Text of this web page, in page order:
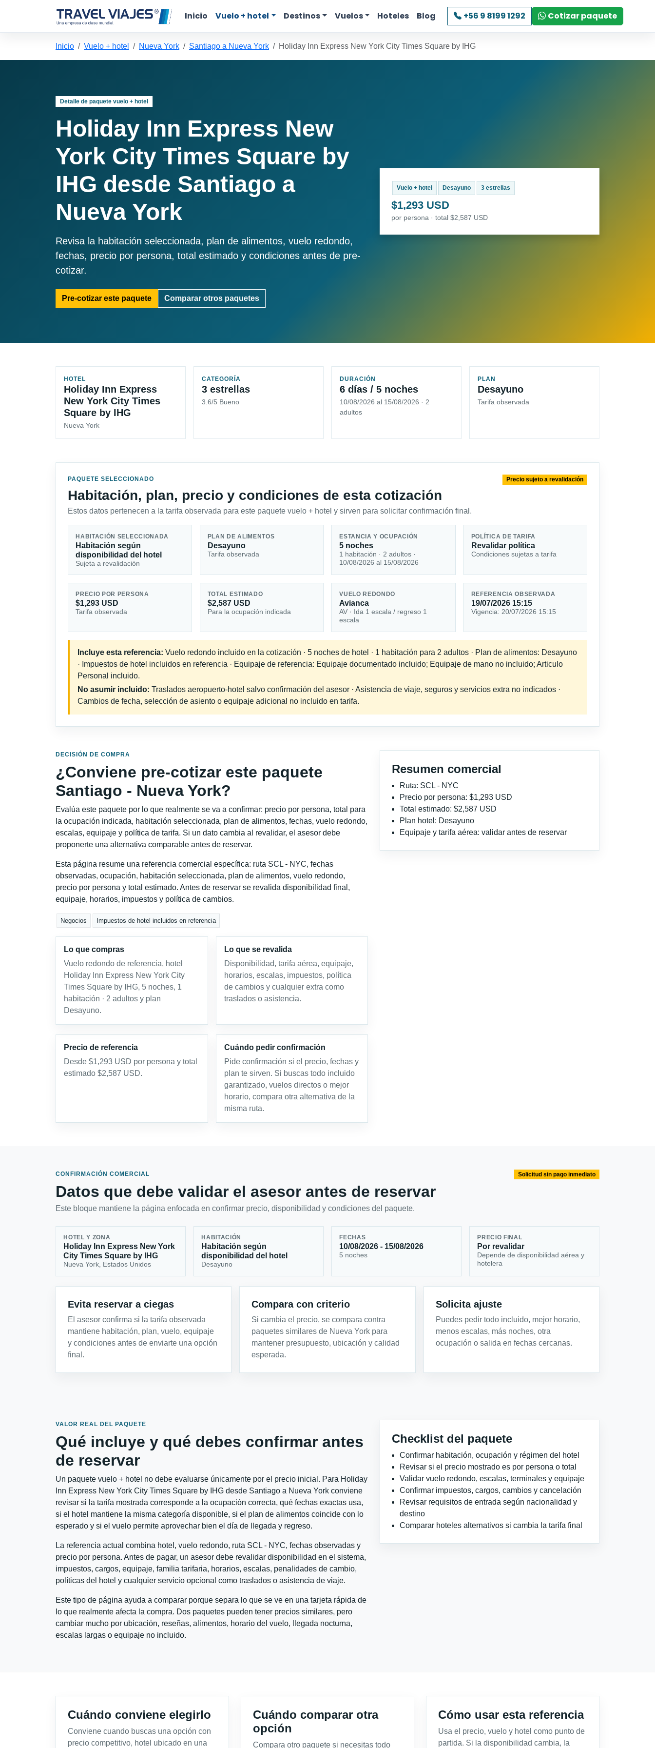
Inicio Vuelo + hotel Destinos Vuelos Hoteles Blog +56 9 8199 1292 Cotizar paquete
Inicio Vuelo + hotel Nueva York Santiago a Nueva York Holiday Inn Express New York City Times Square by IHG
Detalle de paquete vuelo + hotel
Holiday Inn Express New
York City Times Square by
IHG desde Santiago a
Nueva York
Revisa la habitación seleccionada, plan de alimentos, vuelo redondo,
fechas, precio por persona, total estimado y condiciones antes de pre-
cotizar.
Pre-cotizar este paquete Comparar otros paquetes
Vuelo + hotel Desayuno 3 estrellas
$1,293 USD
por persona · total $2,587 USD
HOTEL
Holiday Inn Express
New York City Times
Square by IHG
Nueva York
CATEGORÍA
3 estrellas
3.6/5 Bueno
DURACIÓN
6 días / 5 noches
10/08/2026 al 15/08/2026 · 2
adultos
PLAN
Desayuno
Tarifa observada
PAQUETE SELECCIONADO
Habitación, plan, precio y condiciones de esta cotización
Estos datos pertenecen a la tarifa observada para este paquete vuelo + hotel y sirven para solicitar confirmación final.
Precio sujeto a revalidación
HABITACIÓN SELECCIONADA
Habitación según
disponibilidad del hotel
Sujeta a revalidación
PLAN DE ALIMENTOS
Desayuno
Tarifa observada
ESTANCIA Y OCUPACIÓN
5 noches
1 habitación · 2 adultos ·
10/08/2026 al 15/08/2026
POLÍTICA DE TARIFA
Revalidar política
Condiciones sujetas a tarifa
PRECIO POR PERSONA
$1,293 USD
Tarifa observada
TOTAL ESTIMADO
$2,587 USD
Para la ocupación indicada
VUELO REDONDO
Avianca
AV · Ida 1 escala / regreso 1
escala
REFERENCIA OBSERVADA
19/07/2026 15:15
Vigencia: 20/07/2026 15:15
Incluye esta referencia: Vuelo redondo incluido en la cotización · 5 noches de hotel · 1 habitación para 2 adultos · Plan de alimentos: Desayuno
· Impuestos de hotel incluidos en referencia · Equipaje de referencia: Equipaje documentado incluido; Equipaje de mano no incluido; Articulo
Personal incluido.
No asumir incluido: Traslados aeropuerto-hotel salvo confirmación del asesor · Asistencia de viaje, seguros y servicios extra no indicados ·
Cambios de fecha, selección de asiento o equipaje adicional no incluido en tarifa.
DECISIÓN DE COMPRA
¿Conviene pre-cotizar este paquete
Santiago - Nueva York?
Evalúa este paquete por lo que realmente se va a confirmar: precio por persona, total para
la ocupación indicada, habitación seleccionada, plan de alimentos, fechas, vuelo redondo,
escalas, equipaje y política de tarifa. Si un dato cambia al revalidar, el asesor debe
proponerte una alternativa comparable antes de reservar.
Esta página resume una referencia comercial específica: ruta SCL - NYC, fechas
observadas, ocupación, habitación seleccionada, plan de alimentos, vuelo redondo,
precio por persona y total estimado. Antes de reservar se revalida disponibilidad final,
equipaje, horarios, impuestos y política de cambios.
Negocios Impuestos de hotel incluidos en referencia
Lo que compras
Vuelo redondo de referencia, hotel
Holiday Inn Express New York City
Times Square by IHG, 5 noches, 1
habitación · 2 adultos y plan
Desayuno.
Lo que se revalida
Disponibilidad, tarifa aérea, equipaje,
horarios, escalas, impuestos, política
de cambios y cualquier extra como
traslados o asistencia.
Precio de referencia
Desde $1,293 USD por persona y total
estimado $2,587 USD.
Cuándo pedir confirmación
Pide confirmación si el precio, fechas y
plan te sirven. Si buscas todo incluido
garantizado, vuelos directos o mejor
horario, compara otra alternativa de la
misma ruta.
Resumen comercial
Ruta: SCL - NYC
Precio por persona: $1,293 USD
Total estimado: $2,587 USD
Plan hotel: Desayuno
Equipaje y tarifa aérea: validar antes de reservar
CONFIRMACIÓN COMERCIAL
Datos que debe validar el asesor antes de reservar
Este bloque mantiene la página enfocada en confirmar precio, disponibilidad y condiciones del paquete.
Solicitud sin pago inmediato
HOTEL Y ZONA
Holiday Inn Express New York
City Times Square by IHG
Nueva York, Estados Unidos
HABITACIÓN
Habitación según
disponibilidad del hotel
Desayuno
FECHAS
10/08/2026 - 15/08/2026
5 noches
PRECIO FINAL
Por revalidar
Depende de disponibilidad aérea y
hotelera
Evita reservar a ciegas
El asesor confirma si la tarifa observada
mantiene habitación, plan, vuelo, equipaje
y condiciones antes de enviarte una opción
final.
Compara con criterio
Si cambia el precio, se compara contra
paquetes similares de Nueva York para
mantener presupuesto, ubicación y calidad
esperada.
Solicita ajuste
Puedes pedir todo incluido, mejor horario,
menos escalas, más noches, otra
ocupación o salida en fechas cercanas.
VALOR REAL DEL PAQUETE
Qué incluye y qué debes confirmar antes
de reservar
Un paquete vuelo + hotel no debe evaluarse únicamente por el precio inicial. Para Holiday
Inn Express New York City Times Square by IHG desde Santiago a Nueva York conviene
revisar si la tarifa mostrada corresponde a la ocupación correcta, qué fechas exactas usa,
si el hotel mantiene la misma categoría disponible, si el plan de alimentos coincide con lo
esperado y si el vuelo permite aprovechar bien el día de llegada y regreso.
La referencia actual combina hotel, vuelo redondo, ruta SCL - NYC, fechas observadas y
precio por persona. Antes de pagar, un asesor debe revalidar disponibilidad en el sistema,
impuestos, cargos, equipaje, familia tarifaria, horarios, escalas, penalidades de cambio,
políticas del hotel y cualquier servicio opcional como traslados o asistencia de viaje.
Este tipo de página ayuda a comparar porque separa lo que se ve en una tarjeta rápida de
lo que realmente afecta la compra. Dos paquetes pueden tener precios similares, pero
cambiar mucho por ubicación, reseñas, alimentos, horario del vuelo, llegada nocturna,
escalas largas o equipaje no incluido.
Checklist del paquete
Confirmar habitación, ocupación y régimen del hotel
Revisar si el precio mostrado es por persona o total
Validar vuelo redondo, escalas, terminales y equipaje
Confirmar impuestos, cargos, cambios y cancelación
Revisar requisitos de entrada según nacionalidad y
destino
Comparar hoteles alternativos si cambia la tarifa final
Cuándo conviene elegirlo
Conviene cuando buscas una opción con
precio competitivo, hotel ubicado en una
Cuándo comparar otra
opción
Compara otro paquete si necesitas todo
Cómo usar esta referencia
Usa el precio, vuelo y hotel como punto de
partida. Si la disponibilidad cambia, la